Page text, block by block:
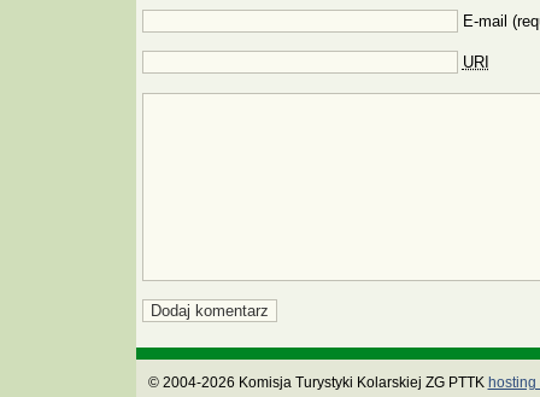
E-mail
URI
© 2004-2026 Komisja Turystyki Kolarskiej ZG PTTK hosting